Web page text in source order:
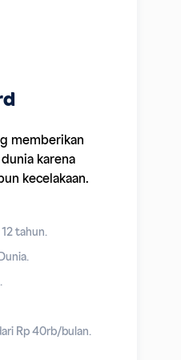
memberikan
karena
kecelakaan.
tahun.
Rp 40rb/bulan.